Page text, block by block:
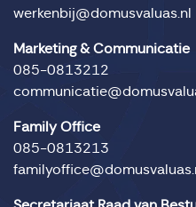
werkenbij@domusvaluas.nl
Marketing & Communicatie
085-0813212
Family Office
085-0813213